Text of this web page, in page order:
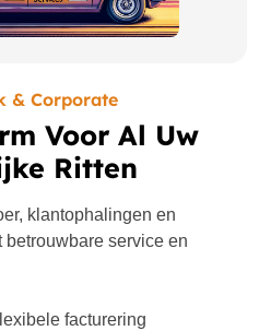
& Corporate
Voor Al Uw
Ritten
klantophalingen en
service en
facturering